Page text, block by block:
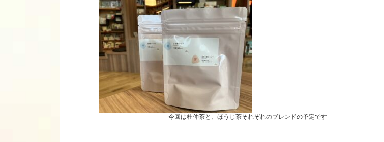
今回は杜仲茶と、ほうじ茶それぞれのブレンドの予定です